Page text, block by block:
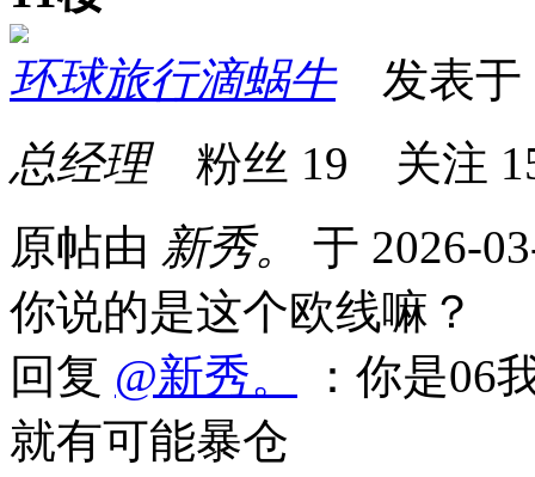
环球旅行滴蜗牛发表于
总经理粉丝 19 关注
原帖由 新秀。 于 2026-
你说的是这个欧线嘛？
回复 @新秀。
：你是06
就有可能暴仓